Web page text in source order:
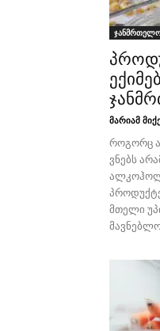
მარიამ
როგორც
ვნებს
მთელი